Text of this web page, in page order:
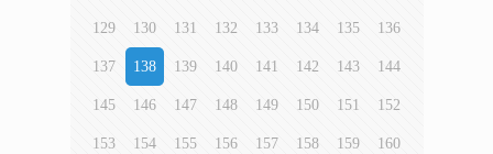
129 130 131 132 133 134 135 136
137 138 139 140 141 142 143 144
145 146 147 148 149 150 151 152
153 154 155 156 157 158 159 160